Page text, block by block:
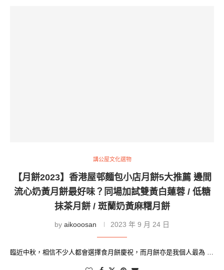
講公屋文化選物
【月餅2023】香港屋邨麵包小店月餅5大推薦 邊間
流心奶黃月餅最好味？同場加試雙黃白蓮蓉 / 低糖
抹茶月餅 / 斑蘭奶黃麻糬月餅
by aikooosan 2023 年 9 月 24 日
臨近中秋，相信不少人都會選擇食月餅慶祝，而月餅亦是我個人最為 …